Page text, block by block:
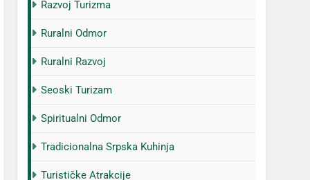
Razvoj Turizma
Ruralni Odmor
Ruralni Razvoj
Seoski Turizam
Spiritualni Odmor
Tradicionalna Srpska Kuhinja
Turističke Atrakcije